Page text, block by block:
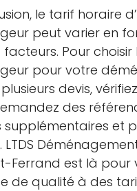
le tarif horaire
peut varier en
facteurs. Pour choisir
pour votre
devis,
des
supplémentaires et
LTDS
Ferrand est là pour
de qualité à des